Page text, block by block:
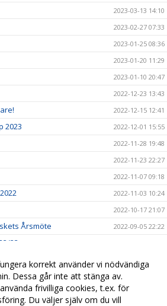
2023-03-13 14:10
2023-02-27 07:33
2023-01-25 08:36
2023-01-20 11:29
2023-01-10 20:47
2022-12-23 13:43
2022-12-15 12:41
2023 2022-12-01 15:55
2022-11-28 19:48
2022-11-23 22:27
2022-11-07 09:18
2022-11-03 10:24
2022-10-17 21:07
Årsmöte 2022-09-05 22:22
23
Basket! 2022-06-27 16:08
2022-06-21 16:11
2019-12-02 15:55
korrekt använder vi nödvändiga
Dessa går inte att stänga av.
frivilliga cookies, t.ex. för
Du väljer själv om du vill